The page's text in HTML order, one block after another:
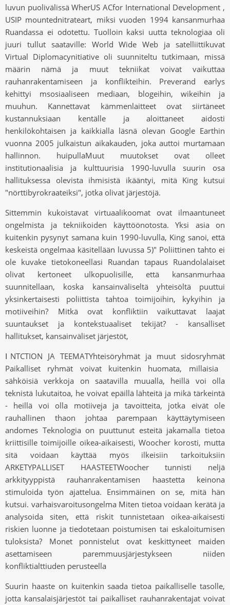
luvun puolivälissä WherUS ACfor International Development ,
USIP mountednitrateart, miksi vuoden 1994 kansanmurhaa
Ruandassa ei odotettu. Tuolloin kaksi uutta teknologiaa oli
juuri tullut saataville: World Wide Web ja satelliittikuvat
Virtual Diplomacynitiative oli suunniteltu tutkimaan, missä
määrin nämä ja muut tekniikat voivat vaikuttaa
rauhanrakentamiseen ja konflikteihin. Preverand earlys
kehittyi msosiaaliseen mediaan, blogeihin, wikeihin ja
muuhun. Kannettavat kämmenlaitteet ovat siirtäneet
kustannuksiaan kentälle ja aloittaneet aidosti
henkilökohtaisen ja kaikkialla läsnä olevan Google Earthin
vuonna 2005 julkaistun aikakauden, joka auttoi murtamaan
hallinnon. huipullaMuut muutokset ovat olleet
institutionaalisia ja kulttuurisia 1990-luvulla suurin osa
hallituksessa olevista ihmisistä ikääntyi, mitä King kutsui
"nörttibyrokraateiksi", jotka olivat järjestöjä.
Sittemmin kukoistavat virtuaalikoomat ovat ilmaantuneet
ongelmista ja tekniikoiden käyttöönotosta. Yksi asia on
kuitenkin pysynyt samana kuin 1990-luvulla, King sanoi, että
keskeistä ongelmaa käsitellään luvussa 5)" Poliittinen tahto ei
ole kuvake tietokoneellasi Ruandan tapaus Ruandolalaiset
olivat kertoneet ulkopuolisille, että kansanmurhaa
suunnitellaan, koska kansainväliseltä yhteisöltä puuttui
yksinkertaisesti poliittista tahtoa toimijoihin, kykyihin ja
motiiveihin? Mitkä ovat konfliktiin vaikuttavat laajat
suuntaukset ja kontekstuaaliset tekijät? - kansalliset
hallitukset, kansainväliset järjestöt,
ⅠNTCTION JA TEEMATYhteisöryhmät ja muut sidosryhmät
Paikalliset ryhmät voivat kuitenkin huomata, millaisia ​​
sähköisiä verkkoja on saatavilla muualla, heillä voi olla
teknistä lukutaitoa, he voivat epäillä lähteitä ja mikä tärkeintä
- heillä voi olla motiiveja ja tavoitteita, jotka eivät ole
rauhallinen thaon johtaa parempaan käyttäytymiseen
andomes Teknologia on puuttunut esteitä jakamalla tietoa
kriittisille toimijoille oikea-aikaisesti, Woocher korosti, mutta
sitä voidaan käyttää myös ilkeisiin tarkoituksiin
ARKETYPALLISET HAASTEETWoocher tunnisti neljä
arkkityyppistä rauhanrakentamisen haastetta keinona
stimuloida työn ajattelua. Ensimmäinen on se, mitä hän
kutsui. varhaisvaroitusongelma Miten tietoa voidaan kerätä ja
analysoida siten, että riskit tunnistetaan oikea-aikaisesti
riskien luonne ja tiedotetaan poistumisen tai eskaloitumisen
tuloksista? Monet ponnistelut ovat keskittyneet maiden
asettamiseen paremmuusjärjestykseen niiden
konfliktialttiuden perusteella
Suurin haaste on kuitenkin saada tietoa paikalliselle tasolle,
jotta kansalaisjärjestöt tai paikalliset rauhanrakentajat voivat